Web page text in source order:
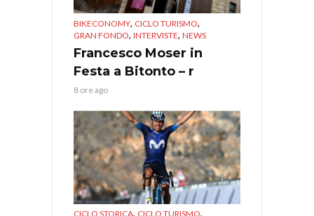
BIKECONOMY, CICLO TURISMO,
GRAN FONDO, INTERVISTE, NEWS
Francesco Moser in
Festa a Bitonto – r
8 ore ago
CICLO STORICA, CICLO TURISMO,